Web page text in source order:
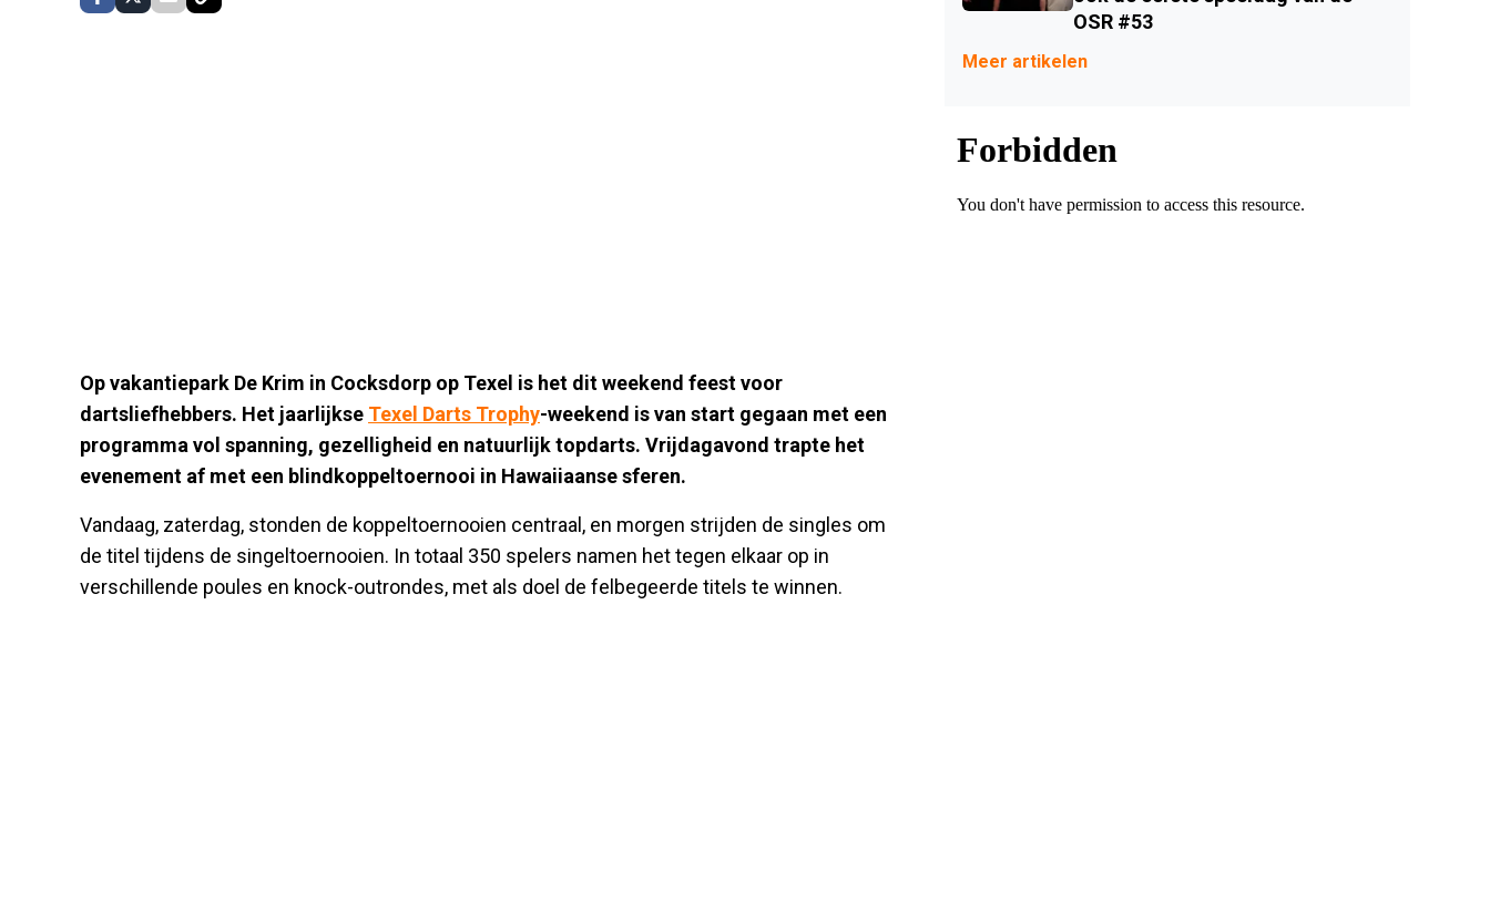
Op vakantiepark De Krim in Cocksdorp op Texel is het dit weekend feest voor
dartsliefhebbers. Het jaarlijkse Texel Darts Trophy-weekend is van start gegaan met een
programma vol spanning, gezelligheid en natuurlijk topdarts. Vrijdagavond trapte het
evenement af met een blindkoppeltoernooi in Hawaiiaanse sferen.
Vandaag, zaterdag, stonden de koppeltoernooien centraal, en morgen strijden de singles om
de titel tijdens de singeltoernooien. In totaal 350 spelers namen het tegen elkaar op in
verschillende poules en knock-outrondes, met als doel de felbegeerde titels te winnen.
OSR #53
Meer artikelen